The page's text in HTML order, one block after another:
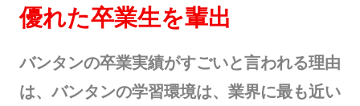
優れた卒業生を輩出
バンタンの卒業実績がすごいと言われる理由
は、バンタンの学習環境は、業界に最も近い